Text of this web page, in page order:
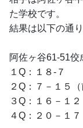
た学校です。
結果は以下の通り
阿佐ヶ谷61-51佼
１Q：１８-７
２Q：７－１５
３Q：１６－１２
４Q：２０－１